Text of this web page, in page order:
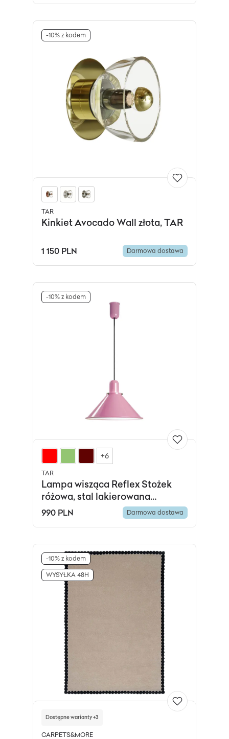
-10% z kodem
TAR
Kinkiet Avocado Wall złota, TAR
1 150 PLN Darmowa dostawa
-10% z kodem
+6
TAR
Lampa wisząca Reflex Stożek
różowa, stal lakierowana
proszkowo, TAR
990 PLN Darmowa dostawa
-10% z kodem
WYSYŁKA 48H
Dostępne warianty +3
CARPETS&MORE